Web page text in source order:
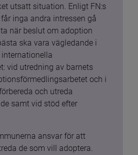
utsatt situation. Enligt FN:s
inga andra intressen gå
när beslut om adoption
ska vara vägledande i
vid utredning av barnets
och i
och utreda
samt vid stöd efter
ansvar för att
de som vill adoptera.